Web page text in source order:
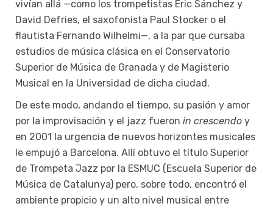
vivían allá —como los trompetistas Eric Sánchez y
David Defries, el saxofonista Paul Stocker o el
flautista Fernando Wilhelmi—, a la par que cursaba
estudios de música clásica en el Conservatorio
Superior de Música de Granada y de Magisterio
Musical en la Universidad de dicha ciudad.
De este modo, andando el tiempo, su pasión y amor
por la improvisación y el jazz fueron in crescendo y
en 2001 la urgencia de nuevos horizontes musicales
le empujó a Barcelona. Allí obtuvo el título Superior
de Trompeta Jazz por la ESMUC (Escuela Superior de
Música de Catalunya) pero, sobre todo, encontró el
ambiente propicio y un alto nivel musical entre